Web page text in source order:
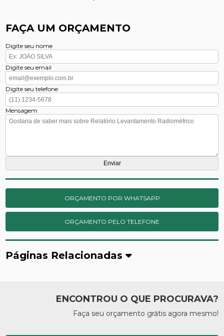
FAÇA UM ORÇAMENTO
Digite seu nome
Digite seu email
Digite seu telefone
Mensagem
ORÇAMENTO POR WHATSAPP
ORÇAMENTO PELO TELEFONE
Páginas Relacionadas
ENCONTROU O QUE PROCURAVA?
Faça seu orçamento grátis agora mesmo!